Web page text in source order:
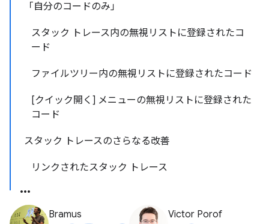
「自分のコードのみ」
スタック トレース内の無視リストに登録されたコ
ード
ファイルツリー内の無視リストに登録されたコード
[クイック開く] メニューの無視リストに登録された
コード
スタック トレースのさらなる改善
リンクされたスタック トレース
Bramus Victor Porof